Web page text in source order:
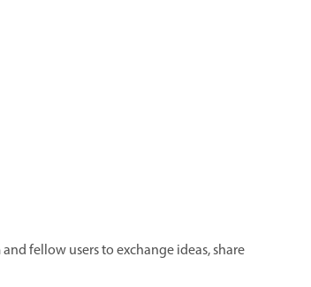
fellow users to exchange ideas, share